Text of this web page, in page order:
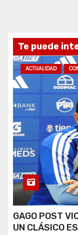
Te puede
ACTUALIDAD
GAGO POST
UN CLÁSICO